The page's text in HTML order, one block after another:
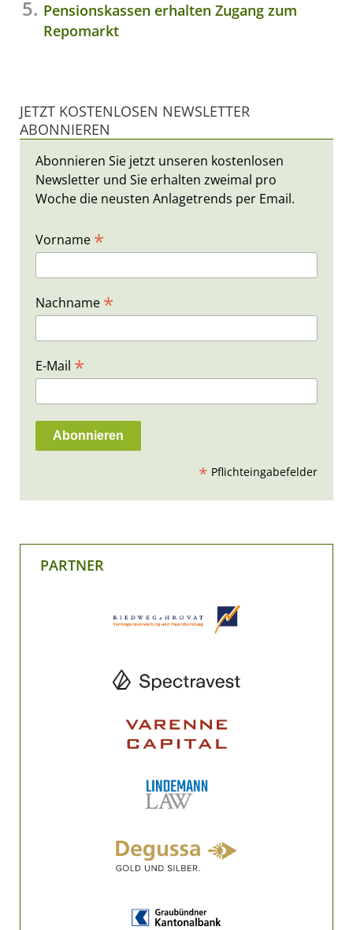
Pensionskassen erhalten Zugang zum
Repomarkt
JETZT KOSTENLOSEN NEWSLETTER
ABONNIEREN
Abonnieren Sie jetzt unseren kostenlosen
Newsletter und Sie erhalten zweimal pro
Woche die neusten Anlagetrends per Email.
Vorname *
Nachname *
E-Mail *
* Pflichteingabefelder
PARTNER